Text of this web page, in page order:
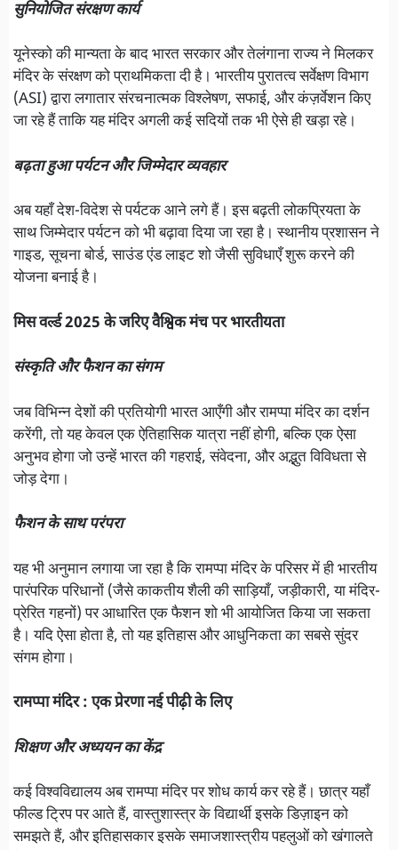
सुनियोजित संरक्षण कार्य
यूनेस्को की मान्यता के बाद भारत सरकार और तेलंगाना राज्य ने मिलकर
मंदिर के संरक्षण को प्राथमिकता दी है। भारतीय पुरातत्व सर्वेक्षण विभाग
(ASI) द्वारा लगातार संरचनात्मक विश्लेषण, सफाई, और कंज़र्वेशन किए
जा रहे हैं ताकि यह मंदिर अगली कई सदियों तक भी ऐसे ही खड़ा रहे।
बढ़ता हुआ पर्यटन और जिम्मेदार व्यवहार
अब यहाँ देश-विदेश से पर्यटक आने लगे हैं। इस बढ़ती लोकप्रियता के
साथ जिम्मेदार पर्यटन को भी बढ़ावा दिया जा रहा है। स्थानीय प्रशासन ने
गाइड, सूचना बोर्ड, साउंड एंड लाइट शो जैसी सुविधाएँ शुरू करने की
योजना बनाई है।
मिस वर्ल्ड 2025 के जरिए वैश्विक मंच पर भारतीयता
संस्कृति और फैशन का संगम
जब विभिन्न देशों की प्रतियोगी भारत आएँगी और रामप्पा मंदिर का दर्शन
करेंगी, तो यह केवल एक ऐतिहासिक यात्रा नहीं होगी, बल्कि एक ऐसा
अनुभव होगा जो उन्हें भारत की गहराई, संवेदना, और अद्भुत विविधता से
जोड़ देगा।
फैशन के साथ परंपरा
यह भी अनुमान लगाया जा रहा है कि रामप्पा मंदिर के परिसर में ही भारतीय
पारंपरिक परिधानों (जैसे काकतीय शैली की साड़ियाँ, जड़ीकारी, या मंदिर-
प्रेरित गहनों) पर आधारित एक फैशन शो भी आयोजित किया जा सकता
है। यदि ऐसा होता है, तो यह इतिहास और आधुनिकता का सबसे सुंदर
संगम होगा।
रामप्पा मंदिर : एक प्रेरणा नई पीढ़ी के लिए
शिक्षण और अध्ययन का केंद्र
कई विश्वविद्यालय अब रामप्पा मंदिर पर शोध कार्य कर रहे हैं। छात्र यहाँ
फील्ड ट्रिप पर आते हैं, वास्तुशास्त्र के विद्यार्थी इसके डिज़ाइन को
समझते हैं, और इतिहासकार इसके समाजशास्त्रीय पहलुओं को खंगालते